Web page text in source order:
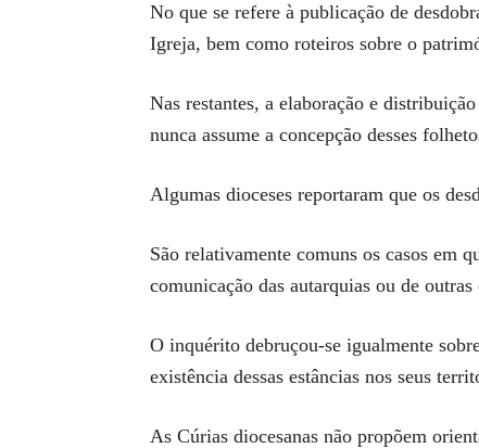
No que se refere à publicação de
Igreja, bem como roteiros sobre o
Nas restantes, a elaboração e
nunca assume a concepção desses
Algumas dioceses reportaram que os
São relativamente comuns os casos em
comunicação das autarquias ou de
O inquérito debruçou-se igualmente
existência dessas estâncias nos seus
As Cúrias diocesanas não propõem